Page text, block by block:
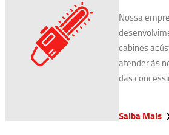
Nossa
cabines
atender às
das
Saiba Mais